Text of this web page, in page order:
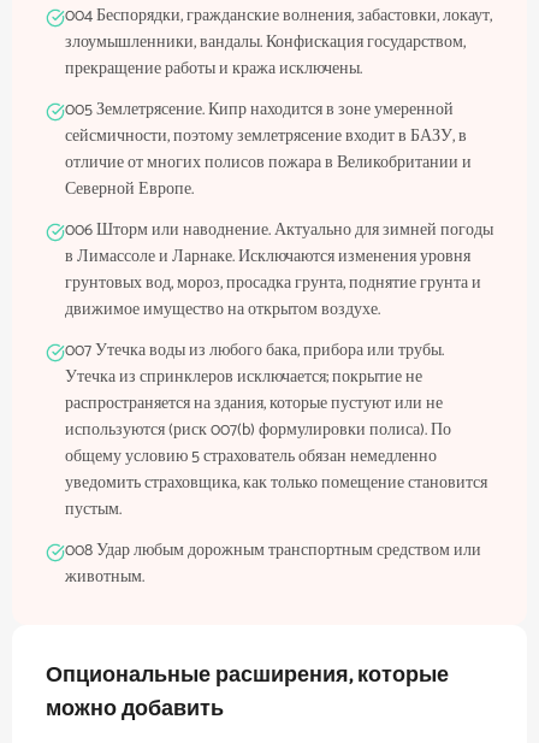
004 Беспорядки, гражданские волнения, забастовки, локаут,
злоумышленники, вандалы. Конфискация государством,
прекращение работы и кража исключены.
005 Землетрясение. Кипр находится в зоне умеренной
сейсмичности, поэтому землетрясение входит в БАЗУ, в
отличие от многих полисов пожара в Великобритании и
Северной Европе.
006 Шторм или наводнение. Актуально для зимней погоды
в Лимассоле и Ларнаке. Исключаются изменения уровня
грунтовых вод, мороз, просадка грунта, поднятие грунта и
движимое имущество на открытом воздухе.
007 Утечка воды из любого бака, прибора или трубы.
Утечка из спринклеров исключается; покрытие не
распространяется на здания, которые пустуют или не
используются (риск 007(b) формулировки полиса). По
общему условию 5 страхователь обязан немедленно
уведомить страховщика, как только помещение становится
пустым.
008 Удар любым дорожным транспортным средством или
животным.
Опциональные расширения, которые
можно добавить